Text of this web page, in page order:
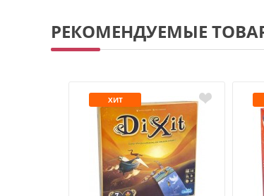
РЕКОМЕНДУЕМЫЕ
ХИТ